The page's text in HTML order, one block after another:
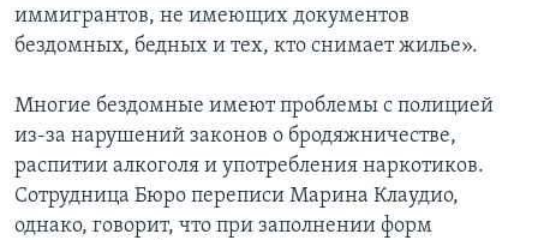
иммигрантов, не имеющих документов
бездомных, бедных и тех, кто снимает жилье».
Многие бездомные имеют проблемы с полицией
из-за нарушений законов о бродяжничестве,
распитии алкоголя и употребления наркотиков.
Сотрудница Бюро переписи Марина Клаудио,
однако, говорит, что при заполнении форм